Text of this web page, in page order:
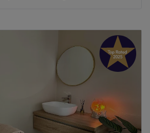
20:30
09:00
20:30
09:00 –17:00
09:00
20:30
09:00
Chiuso
è uno spazio dedicato alla bellezza